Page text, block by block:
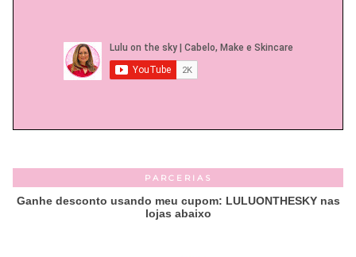
PARCERIAS
Ganhe desconto usando meu cupom: LULUONTHESKY nas
lojas abaixo